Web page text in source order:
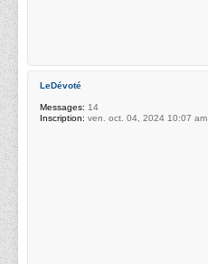
LeDévoté
Messages: 14
Inscription: ven. oct. 04, 2024 10:07 am